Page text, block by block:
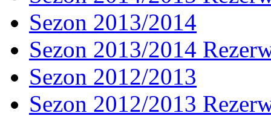
Sezon 2013/2014
Sezon 2013/2014
Sezon 2012/2013
Sezon 2012/2013